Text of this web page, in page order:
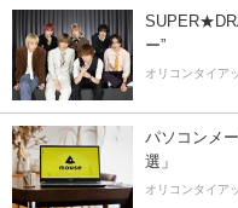
ー”
オリコンタイア
パソコンメ
選」
オリコンタイア